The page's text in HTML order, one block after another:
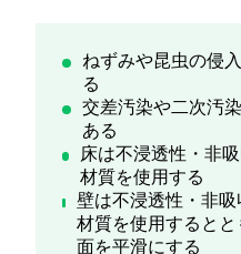
ねずみや昆虫の侵
る
交差汚染や二次汚
ある
床は不浸透性・非
材質を使用する
壁は不浸透性・非
材質を使用すると
面を平滑にする